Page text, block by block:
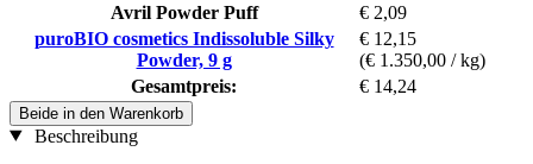
Avril Powder Puff
€ 2,09
puroBIO cosmetics Indissoluble Silky
Powder, 9 g
€ 12,15
(€ 1.350,00 / kg)
Gesamtpreis:
€ 14,24
Beide in den Warenkorb
Beschreibung